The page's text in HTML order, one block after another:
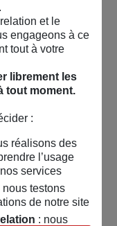
et le
engageons à ce
tout à votre
librement les
tout moment.
:
réalisons des
l’usage
services
testons
de notre site
: nous